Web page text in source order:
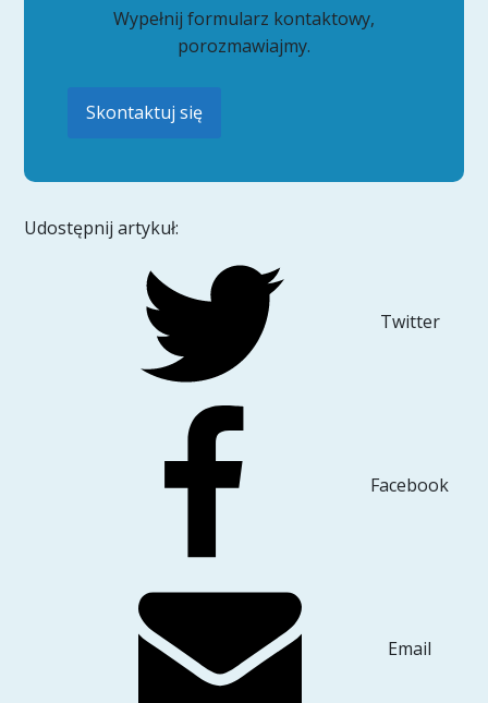
Wypełnij formularz kontaktowy,
porozmawiajmy.
Skontaktuj się
Udostępnij artykuł:
Twitter
Facebook
Email